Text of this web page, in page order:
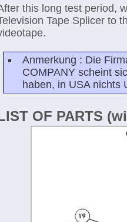
this long test period,
Tape Splicer to
Anmerkung : Die
COMPANY scheint
haben, in USA nichts
OF PARTS